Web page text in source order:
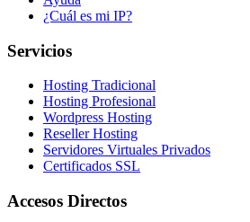
¿Cuál es mi IP?
Servicios
Hosting Tradicional
Hosting Profesional
Wordpress Hosting
Reseller Hosting
Servidores Virtuales Privados
Certificados SSL
Accesos Directos